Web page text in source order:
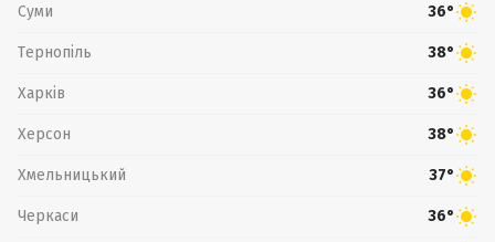
Суми 36°
Тернопіль 38°
Харків 36°
Херсон 38°
Хмельницький 37°
Черкаси 36°